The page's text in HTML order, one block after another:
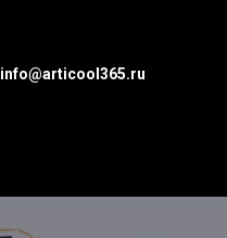
info@articool365.ru